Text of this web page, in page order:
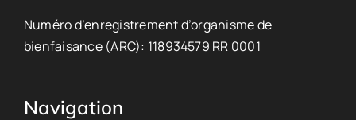
Numéro d’enregistrement d’organisme de
bienfaisance (ARC): 118934579 RR 0001
Navigation